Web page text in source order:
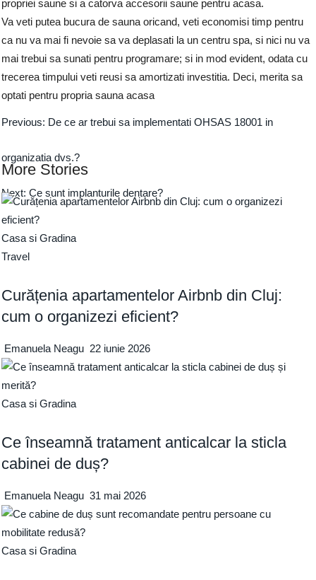
propriei saune si a catorva accesorii saune pentru acasa.
Va veti putea bucura de sauna oricand, veti economisi timp pentru
ca nu va mai fi nevoie sa va deplasati la un centru spa, si nici nu va
mai trebui sa sunati pentru programare; si in mod evident, odata cu
trecerea timpului veti reusi sa amortizati investitia. Deci, merita sa
optati pentru propria sauna acasa
Previous: De ce ar trebui sa implementati OHSAS 18001 in
organizatia dvs.?
Next:Ce sunt implanturile dentare?
More Stories
Casa si Gradina
Travel
Curățenia apartamentelor Airbnb din Cluj:
cum o organizezi eficient?
Emanuela Neagu 22 iunie 2026
Casa si Gradina
Ce înseamnă tratament anticalcar la sticla
cabinei de duș?
Emanuela Neagu 31 mai 2026
Casa si Gradina